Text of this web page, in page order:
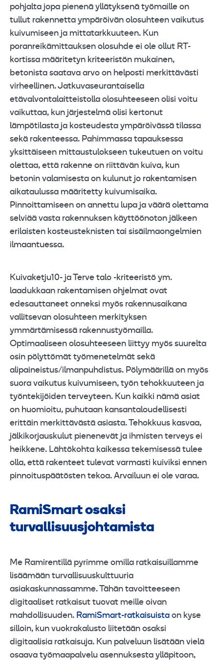
pohjalta jopa pienenä yllätyksenä työmaille on
tullut rakennetta ympäröivän olosuhteen vaikutus
kuivumiseen ja mittatarkkuuteen. Kun
poranreikämittauksen olosuhde ei ole ollut RT-
kortissa määritetyn kriteeristön mukainen,
betonista saatava arvo on helposti merkittävästi
virheellinen. Jatkuvaseurantaisella
etävalvontalaitteistolla olosuhteeseen olisi voitu
vaikuttaa, kun järjestelmä olisi kertonut
lämpötilasta ja kosteudesta ympäröivässä tilassa
sekä rakenteessa. Pahimmassa tapauksessa
yksittäiseen mittaustulokseen tukeutuen on voitu
olettaa, että rakenne on riittävän kuiva, kun
betonin valamisesta on kulunut jo rakentamisen
aikataulussa määritetty kuivumisaika.
Pinnoittamiseen on annettu lupa ja väärä olettama
selviää vasta rakennuksen käyttöönoton jälkeen
erilaisten kosteusteknisten tai sisäilmaongelmien
ilmaantuessa.
Kuivaketju10- ja Terve talo -kriteeristö ym.
laadukkaan rakentamisen ohjelmat ovat
edesauttaneet onneksi myös rakennusaikana
vallitsevan olosuhteen merkityksen
ymmärtämisessä rakennustyömailla.
Optimaaliseen olosuhteeseen liittyy myös suurelta
osin pölyttömät työmenetelmät sekä
alipaineistus/ilmanpuhdistus. Pölymäärillä on myös
suora vaikutus kuivumiseen, työn tehokkuuteen ja
työntekijöiden terveyteen. Kun kaikki nämä asiat
on huomioitu, puhutaan kansantaloudellisesti
erittäin merkittävästä asiasta. Tehokkuus kasvaa,
jälkikorjauskulut pienenevät ja ihmisten terveys ei
heikkene. Lähtökohta kaikessa tekemisessä tulee
olla, että rakenteet tulevat varmasti kuiviksi ennen
pinnoituspäätösten tekoa. Arvailuun ei ole varaa.
RamiSmart osaksi
turvallisuusjohtamista
Me Ramirentillä pyrimme omilla ratkaisuillamme
lisäämään turvallisuuskulttuuria
asiakaskunnassamme. Tähän tavoitteeseen
digitaaliset ratkaisut tuovat meille oivan
mahdollisuuden. RamiSmart-ratkaisuista on kyse
silloin, kun vuokrakalusto liitetään osaksi
digitaalisia ratkaisuja. Kun palveluun lisätään vielä
osaava työmaapalvelu asennuksesta ylläpitoon,